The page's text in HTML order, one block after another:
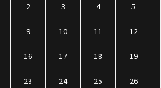
2 3 4 5
9 10 11 12
16 17 18 19
23 24 25 26